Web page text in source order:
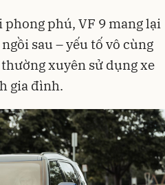
phú, VF 9 mang lại
sau – yếu tố vô cùng
xuyên sử dụng xe
gia đình.